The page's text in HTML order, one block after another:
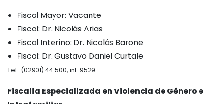
Fiscal Mayor: Vacante
Fiscal: Dr. Nicolás Arias
Fiscal Interino: Dr. Nicolás Barone
Fiscal: Dr. Gustavo Daniel Curtale
Tel.: (02901) 441500, int. 9529
Fiscalía Especializada en Violencia de Género e